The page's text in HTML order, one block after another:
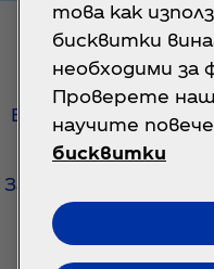
Водата – извор на
Затова събрахме
това как
бисквитки
необходими за
Проверете
научите
бисквитки